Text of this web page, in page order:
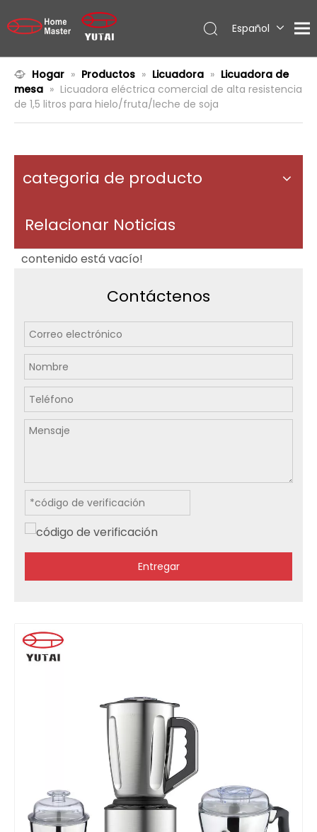
Español
العربية
Français
Hogar » Productos » Licuadora » Licuadora de
mesa » Licuadora eléctrica comercial de alta resistencia
de 1,5 litros para hielo/fruta/leche de soja
categoria de producto
Relacionar Noticias
contenido está vacío!
Contáctenos
Entregar